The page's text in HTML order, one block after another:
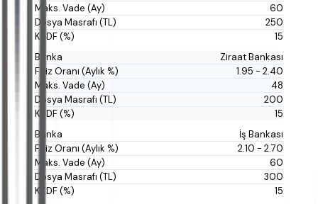
60
250
15
Ziraat Bankası
1.95 - 2.40
48
200
15
İş Bankası
2.10 - 2.70
60
300
15